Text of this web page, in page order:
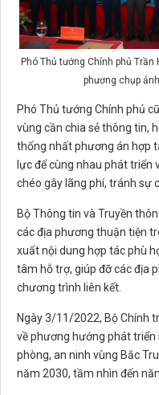
Phó Thủ tướng Chính phủ
phương chụp
Phó Thủ tướng Chính phủ
vùng cần chia sẻ thông tin,
thống nhất phương án hợp
lực để cùng nhau phát
chéo gây lãng phí, tránh sự
Bộ Thông tin và Truyền
các địa phương thuận tiện
xuất nội dung hợp tác phù
tâm hỗ trợ, giúp đỡ các địa
chương trình liên kết.
Ngày 3/11/2022, Bộ Chính
về phương hướng phát triển
phòng, an ninh vùng Bắc
năm 2030, tầm nhìn đến